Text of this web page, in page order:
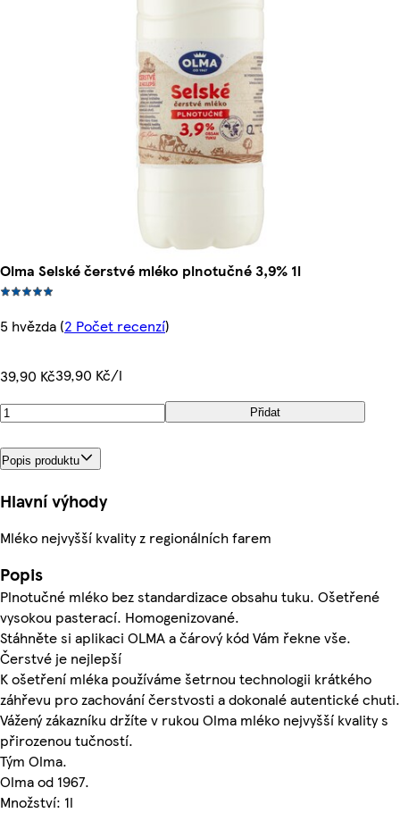
Olma Selské čerstvé mléko plnotučné 3,9% 1l
5 hvězda (2 Počet recenzí)
39,90 Kč39,90 Kč/l
Přidat
Popis produktu
Hlavní výhody
Mléko nejvyšší kvality z regionálních farem
Popis
Plnotučné mléko bez standardizace obsahu tuku. Ošetřené
vysokou pasterací. Homogenizované.
Stáhněte si aplikaci OLMA a čárový kód Vám řekne vše.
Čerstvé je nejlepší
K ošetření mléka používáme šetrnou technologii krátkého
záhřevu pro zachování čerstvosti a dokonalé autentické chuti.
Vážený zákazníku držíte v rukou Olma mléko nejvyšší kvality s
přirozenou tučností.
Tým Olma.
Olma od 1967.
Množství: 1l